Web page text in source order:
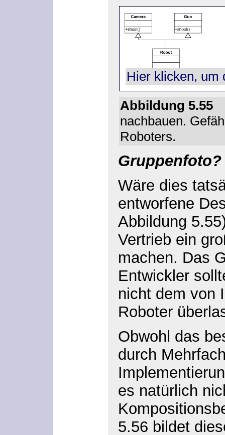
Hier klicken, um
Abbildung
nachbauen.
Roboters.
Gruppenfoto?
Wäre dies
entworfene
Abbildung
Vertrieb ein
machen. Das
Entwickler
nicht dem von
Roboter
Obwohl das
durch
es natürlich
5.56 bildet